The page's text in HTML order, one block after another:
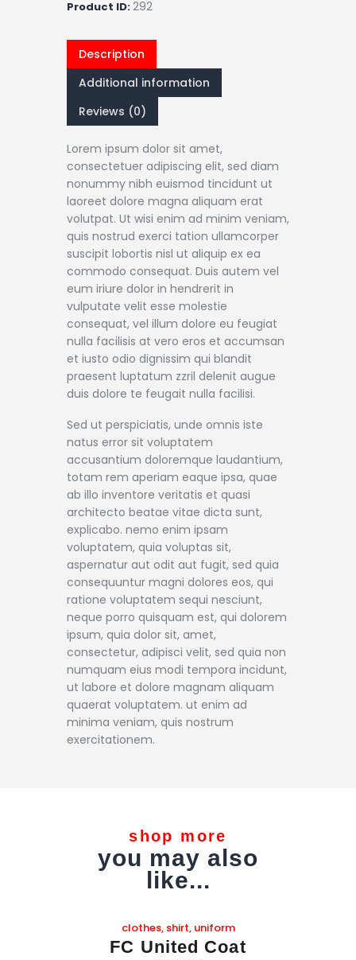
Product ID:292
Description
Additional information
Reviews (0)
Lorem ipsum dolor sit amet,
consectetuer adipiscing elit, sed diam
nonummy nibh euismod tincidunt ut
laoreet dolore magna aliquam erat
volutpat. Ut wisi enim ad minim veniam,
quis nostrud exerci tation ullamcorper
suscipit lobortis nisl ut aliquip ex ea
commodo consequat. Duis autem vel
eum iriure dolor in hendrerit in
vulputate velit esse molestie
consequat, vel illum dolore eu feugiat
nulla facilisis at vero eros et accumsan
et iusto odio dignissim qui blandit
praesent luptatum zzril delenit augue
duis dolore te feugait nulla facilisi.
Sed ut perspiciatis, unde omnis iste
natus error sit voluptatem
accusantium doloremque laudantium,
totam rem aperiam eaque ipsa, quae
ab illo inventore veritatis et quasi
architecto beatae vitae dicta sunt,
explicabo. nemo enim ipsam
voluptatem, quia voluptas sit,
aspernatur aut odit aut fugit, sed quia
consequuntur magni dolores eos, qui
ratione voluptatem sequi nesciunt,
neque porro quisquam est, qui dolorem
ipsum, quia dolor sit, amet,
consectetur, adipisci velit, sed quia non
numquam eius modi tempora incidunt,
ut labore et dolore magnam aliquam
quaerat voluptatem. ut enim ad
minima veniam, quis nostrum
exercitationem.
shop more
you may also
like...
clothes, shirt, uniform
FC United Coat